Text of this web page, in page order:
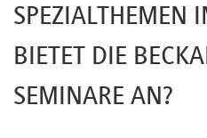
SPEZIALTHEMEN
BIETET DIE
SEMINARE AN?